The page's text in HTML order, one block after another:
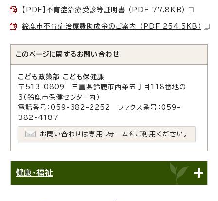
【PDF】不育症治療受診等証明書 （PDF 77.8KB）
鈴鹿市不育症治療費助成金のご案内 （PDF 254.5KB）
このページに関する お問い合わせ
こども政策部 こども保健課
〒513-0809 三重県鈴鹿市西条五丁目118番地の
3（鈴鹿市保健センター内）
電話番号：059-382-2252 ファクス番号：059-
382-4187
お問い合わせは専用フォームをご利用ください。
健康・福祉